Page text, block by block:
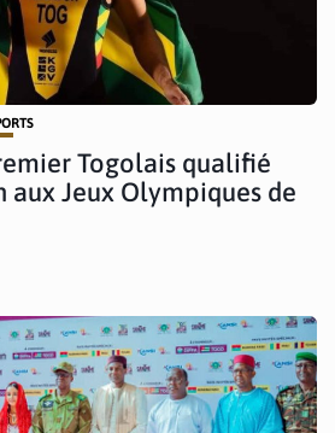
Togolais qualifié
Jeux Olympiques de